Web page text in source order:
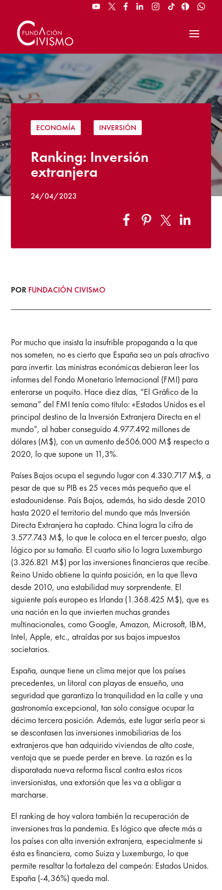
ECONOMÍA INVERSIÓN
Ranking: Inversión
extranjera
24/04/2023
POR FUNDACIÓN CIVISMO
Por mucho que insista la insufrible propaganda a la que
nos someten, no es cierto que España sea un país atractivo
para invertir. Las ministras económicas debieran leer los
informes del Fondo Monetario Internacional (FMI) para
enterarse un poquito. Hace diez días, “El Gráfico de la
semana” del FMI tenía como título: «Estados Unidos es el
principal destino de la Inversión Extranjera Directa en el
mundo”, al haber conseguido 4.977.492 millones de
dólares (M$), con un aumento de506.000 M$ respecto a
2020, lo que supone un 11,3%.
Países Bajos ocupa el segundo lugar con 4.330.717 M$, a
pesar de que su PIB es 25 veces más pequeño que el
estadounidense. País Bajos, además, ha sido desde 2010
hasta 2020 el territorio del mundo que más Inversión
Directa Extranjera ha captado. China logra la cifra de
3.577.743 M$, lo que le coloca en el tercer puesto, algo
lógico por su tamaño. El cuarto sitio lo logra Luxemburgo
(3.326.821 M$) por las inversiones financieras que recibe.
Reino Unido obtiene la quinta posición, en la que lleva
desde 2010, una estabilidad muy sorprendente. El
siguiente país europeo es Irlanda (1.368.425 M$), que es
una nación en la que invierten muchas grandes
multinacionales, como Google, Amazon, Microsoft, IBM,
Intel, Apple, etc., atraídas por sus bajos impuestos
societarios.
España, aunque tiene un clima mejor que los países
precedentes, un litoral con playas de ensueño, una
seguridad que garantiza la tranquilidad en la calle y una
gastronomía excepcional, tan solo consigue ocupar la
décimo tercera posición. Además, este lugar sería peor si
se descontasen las inversiones inmobiliarias de los
extranjeros que han adquirido viviendas de alto coste,
ventaja que se puede perder en breve. La razón es la
disparatada nueva reforma fiscal contra estos ricos
inversionistas, una extorsión que les va a obligar a
marcharse.
El ranking de hoy valora también la recuperación de
inversiones tras la pandemia. Es lógico que afecte más a
los países con alta inversión extranjera, especialmente si
ésta es financiera, como Suiza y Luxemburgo, lo que
permite resaltar la fortaleza del campeón: Estados Unidos.
España (-4,36%) queda mal.